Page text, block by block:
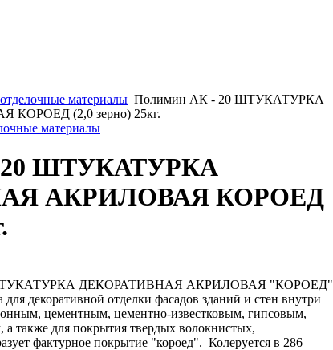
материалы Полимин АК - 20 ШТУКАТУРКА
(2,0 зерно) 25кг.
материалы
20 ШТУКАТУРКА
АКРИЛОВАЯ КОРОЕД
ДЕКОРАТИВНАЯ АКРИЛОВАЯ "КОРОЕД"
декоративной отделки фасадов зданий и стен внутри
цементным, цементно-известковым, гипсовым,
также для покрытия твердых волокнистых,
фактурное покрытие "короед". Колеруется в 286